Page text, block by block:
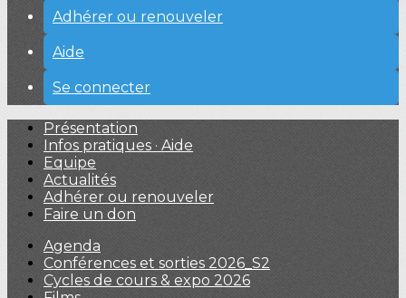
Adhérer ou renouveler
Aide
Se connecter
Présentation
Infos pratiques · Aide
Equipe
Actualités
Adhérer ou renouveler
Faire un don
Agenda
Conférences et sorties 2026_S2
Cycles de cours & expo 2026